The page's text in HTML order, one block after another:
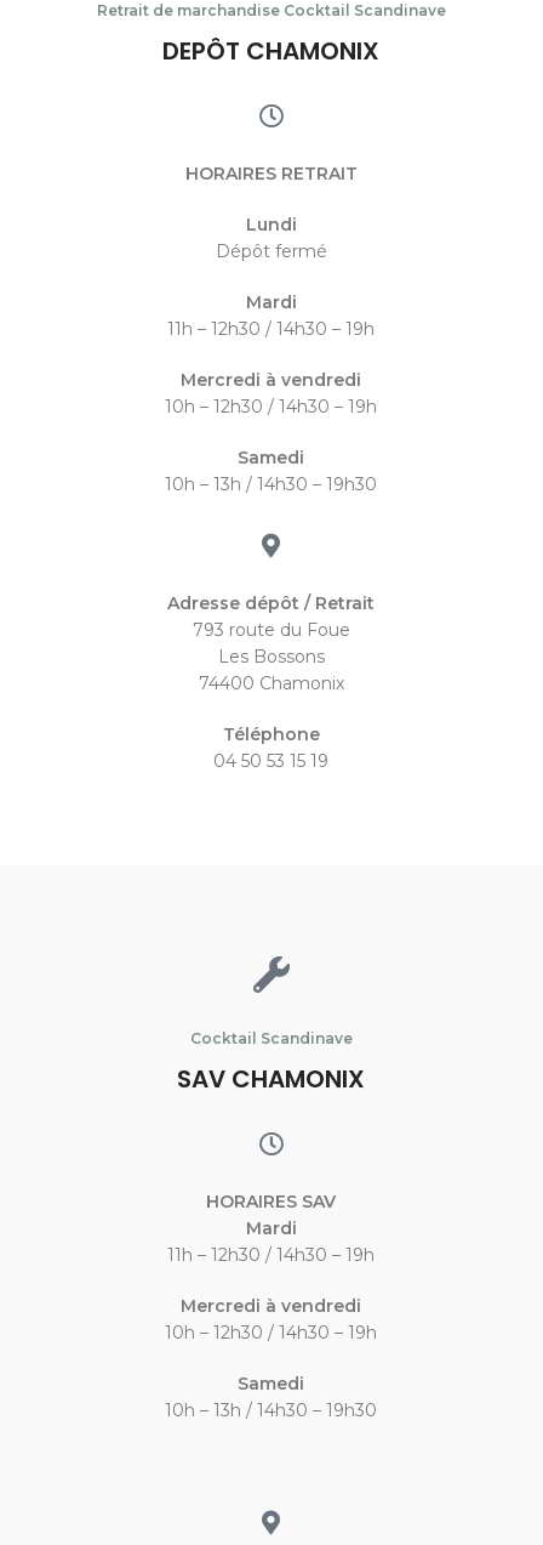
Retrait de marchandise Cocktail Scandinave
DEPÔT CHAMONIX
HORAIRES RETRAIT
Lundi
Dépôt fermé
Mardi
11h – 12h30 / 14h30 – 19h
Mercredi à vendredi
10h – 12h30 / 14h30 – 19h
Samedi
10h – 13h / 14h30 – 19h30
Adresse dépôt / Retrait
793 route du Foue
Les Bossons
74400 Chamonix
Téléphone
04 50 53 15 19
Cocktail Scandinave
SAV CHAMONIX
HORAIRES SAV
Mardi
11h – 12h30 / 14h30 – 19h
Mercredi à vendredi
10h – 12h30 / 14h30 – 19h
Samedi
10h – 13h / 14h30 – 19h30